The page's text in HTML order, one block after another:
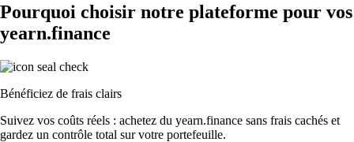
Pourquoi choisir notre plateforme pour vos
yearn.finance
Bénéficiez de frais clairs
Suivez vos coûts réels : achetez du yearn.finance sans frais cachés et
gardez un contrôle total sur votre portefeuille.